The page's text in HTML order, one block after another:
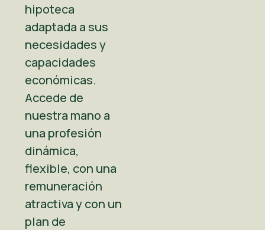
hipoteca
adaptada a sus
necesidades y
capacidades
económicas.
Accede de
nuestra mano a
una profesión
dinámica,
flexible, con una
remuneración
atractiva y con un
plan de